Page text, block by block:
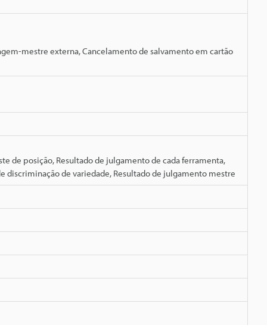
mestre externa, Cancelamento de salvamento em cartão
de posição, Resultado de julgamento de cada ferramenta,
discriminação de variedade, Resultado de julgamento mestre